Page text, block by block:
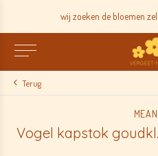
wij zoeken de bloemen
Terug
Vogel kapstok